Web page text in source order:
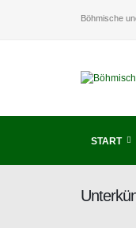
Böhmische
START